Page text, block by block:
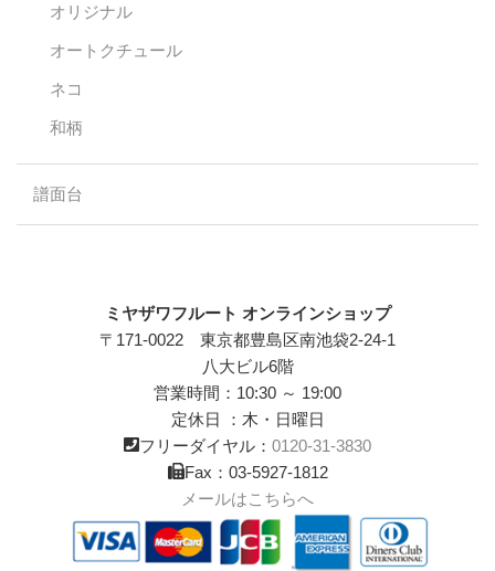
オリジナル
オートクチュール
ネコ
和柄
譜面台
ミヤザワフルート オンラインショップ
〒171-0022 東京都豊島区南池袋2-24-1
八大ビル6階
営業時間：10:30 ～ 19:00
定休日 ：木・日曜日
フリーダイヤル： 0120-31-3830
Fax：03-5927-1812
メールはこちらへ